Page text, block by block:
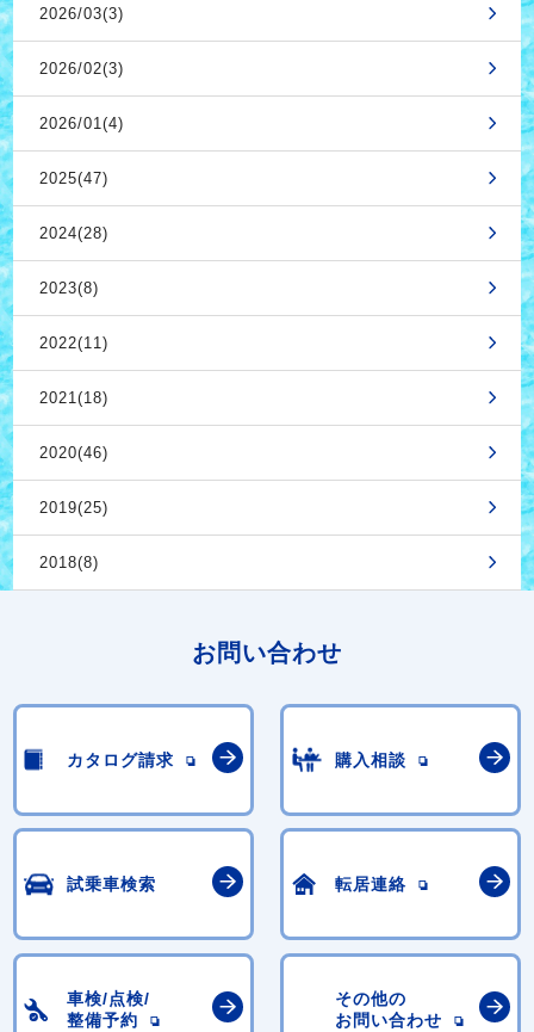
2026/03(3)
2026/02(3)
2026/01(4)
2025(47)
2024(28)
2023(8)
2022(11)
2021(18)
2020(46)
2019(25)
2018(8)
お問い合わせ
カタログ請求 購入相談
試乗車検索 転居連絡
車検/点検/
整備予約
その他の
お問い合わせ